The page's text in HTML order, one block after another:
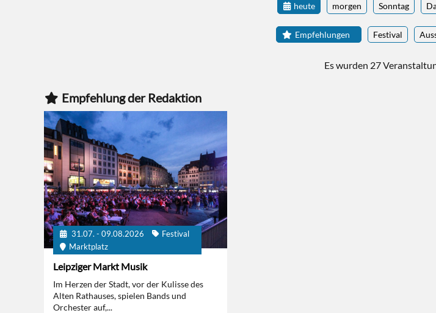
heute morgen Sonntag
Empfehlungen Festival
Es wurden 27
Empfehlung der Redaktion
31.07. - 09.08.2026
Festival
Marktplatz
Leipziger Markt Musik
Im Herzen der Stadt, vor der Kulisse des
Alten Rathauses, spielen Bands und
Orchester auf,...